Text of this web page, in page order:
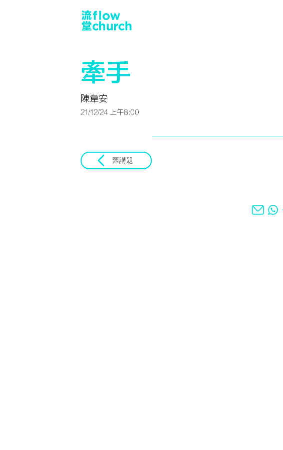
牽手
陳韋安
21/12/24 上午8:00
舊講題